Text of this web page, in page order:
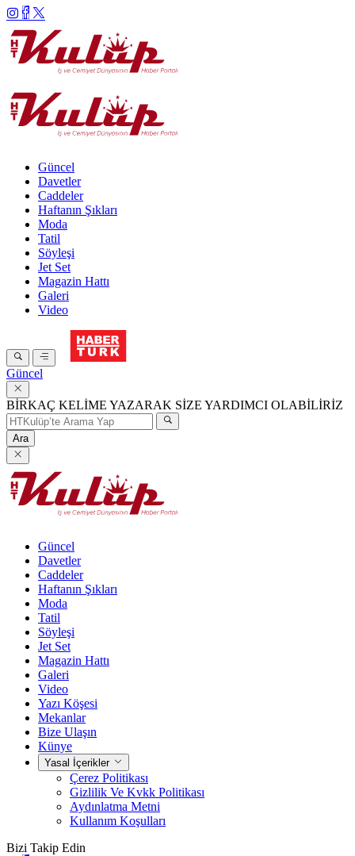
Güncel
Davetler
Caddeler
Haftanın Şıkları
Moda
Tatil
Söyleşi
Jet Set
Magazin Hattı
Galeri
Video
Güncel
BİRKAÇ KELİME YAZARAK SİZE YARDIMCI OLABİLİRİZ
Ara
Güncel
Davetler
Caddeler
Haftanın Şıkları
Moda
Tatil
Söyleşi
Jet Set
Magazin Hattı
Galeri
Video
Yazı Köşesi
Mekanlar
Bize Ulaşın
Künye
Yasal İçerikler
Çerez Politikası
Gizlilik Ve Kvkk Politikası
Aydınlatma Metni
Kullanım Koşulları
Bizi Takip Edin